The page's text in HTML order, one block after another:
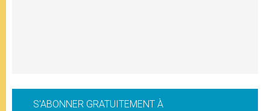
S'ABONNER GRATUITEMENT À